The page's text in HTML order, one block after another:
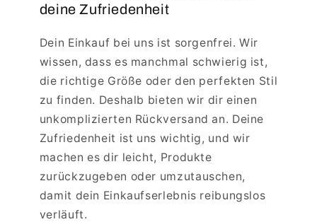
deine Zufriedenheit
Dein Einkauf bei uns ist sorgenfrei. Wir
wissen, dass es manchmal schwierig ist,
die richtige Größe oder den perfekten Stil
zu finden. Deshalb bieten wir dir einen
unkomplizierten Rückversand an. Deine
Zufriedenheit ist uns wichtig, und wir
machen es dir leicht, Produkte
zurückzugeben oder umzutauschen,
damit dein Einkaufserlebnis reibungslos
verläuft.